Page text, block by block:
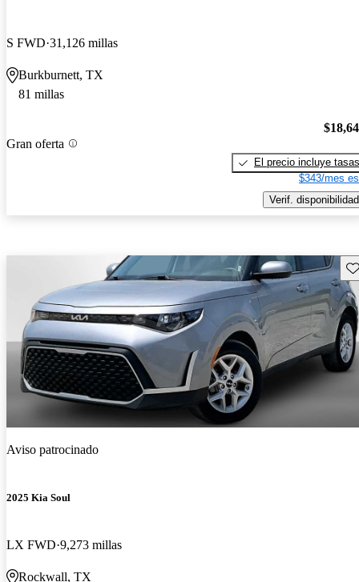
S FWD 31,126 millas
Burkburnett, TX
81 millas
Gran oferta
El precio incluye tasas
$343/mes
Verif. disponibilidad
Aviso patrocinado
2025 Kia Soul
LX FWD 9,273 millas
Rockwall, TX